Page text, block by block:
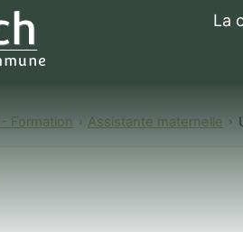
La
Formation Assistante maternelle
du